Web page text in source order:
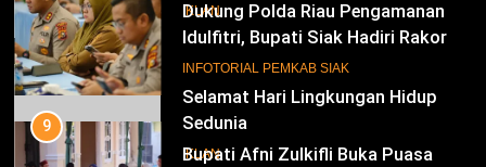
IKLAN
19
Hari Lahir Pancasila
Bupati Afni Zulkifli Buka Puasa
Bersama Dengan Mahasiswa Siak
di Pekanbaru, Serap Aspirasi dan
Bahas Persoalan Beasiswa
INFOTORIAL PEMKAB SIAK
10
Wabub Siak Hadiri Peringatan